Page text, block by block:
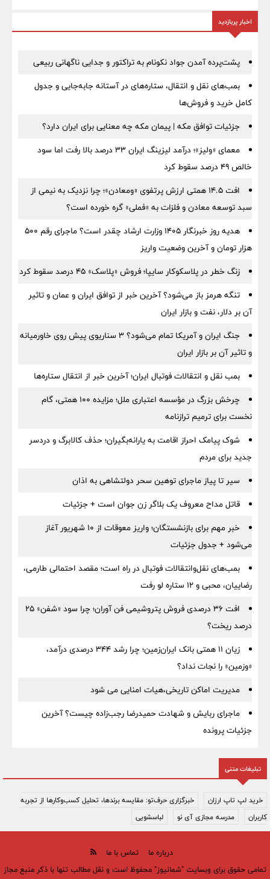
اخبار پربازدید
پشت‌پرده آمدن جواد نکونام به تراکتور و جدایی ناگهانی ربیعی
بمب‌های نقل و انتقال، ستاره‌های در آستانه جابه‌جایی و جدول
کامل خرید و فروش‌ها
جزئیات توافق مکه | پیمان مکه چه معنایی برای ایران دارد؟
معمای «ولیز»؛ درآمد لیزینگ ایران ۳۳ درصد بالا رفت اما سود
خالص ۴۹ درصد سقوط کرد
افت ۱۴.۵ همتی ارزش پرتفوی «ومعادن»؛ چرا نزدیک به نیمی از
سبد توسعه معادن و فلزات به «فملی» گره خورده است؟
هدیه روز خبرنگار ۱۴۰۵ وزارت ارشاد چقدر است؟ ماجرای رقم ۵۰۰
هزار تومان و آخرین وضعیت واریز
زنگ خطر در پلاسکوکار سایپا؛ فروش «پلاسک» ۴۵ درصد سقوط کرد
تنگه هرمز باز می‌شود؟ آخرین خبر از توافق ایران و عمان و تاثیر
آن بر دلار، نفت و بازار ایران
جنگ ایران و آمریکا تمام می‌شود؟ ۳ سناریوی پیش روی خاورمیانه
و تاثیر آن بر بازار ایران
بمب نقل‌ و انتقالات فوتبال ایران؛ آخرین خبر از انتقال ستاره‌ها
چرخش بزرگ در مؤسسه اعتباری ملل؛ مزایده ۱۰۰ همتی، گام
نخست برای ترمیم ترازنامه
شوک پیامک احراز اقامت به یارانه‌بگیران؛ حذف کالابرگ و دردسر
جدید برای مردم
سیر تا پیاز ماجرای توهین سحر دولتشاهی به اذان
قاتل مداح معروف یک بلاگر زن جوان است + جزئیات
خبر مهم برای بازنشستگان؛ واریز معوقات از ۱۰ شهریور آغاز
می‌شود + جدول جزئیات
بمب‌های نقل‌وانتقالات فوتبال در راه است؛ مقصد احتمالی طارمی،
رضاییان، محبی و ۱۲ ستاره لو رفت
افت ۳۶ درصدی فروش پتروشیمی فن آوران؛ چرا سود «شفن» ۲۵
درصد ریخت؟
زیان ۱۱ همتی بانک ایران‌زمین؛ چرا رشد ۳۴۴ درصدی درآمد،
«وزمین» را نجات نداد؟
مدیریت اماکن تاریخی،هیات امنایی می شود
ماجرای ربایش و شهادت حمیدرضا رجب‌زاده چیست؟ آخرین
جزئیات پرونده
تبلیغات متنی
خرید لپ تاپ ارزان
خبرگزاری حرف‌تو: مقایسه برندها، تحلیل کسب‌وکارها از تجربه
کاربران
مدرسه مجازی آی نو لباسشویی
درباره ما
تماس با ما
تمامی حقوق برای وبسایت "شمانیوز" محفوظ است و نقل مطالب تنها با ذکر منبع مجاز